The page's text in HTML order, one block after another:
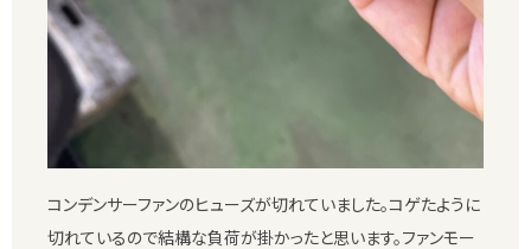
コンデンサーファンのヒューズが切れていました。コゲたように
切れているので結構な負荷が掛かったと思います。ファンモー